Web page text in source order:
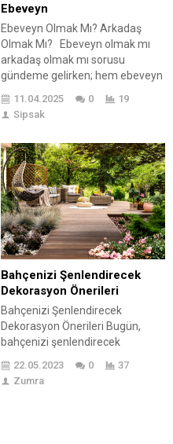
Ebeveyn
Ebeveyn Olmak Mı? Arkadaş
Olmak Mı? Ebeveyn olmak mı
arkadaş olmak mı sorusu
gündeme gelirken; hem ebeveyn
mümkün oluyor. Çocuklarla
iletişim kurarken onlara
gibi yaklaşmak onlara huzur
veriyor. Arkadaş olmak ve onları
konu ne olursa olsun anlamak
gerekiyor. Kendine olan
güvenlerinin...
11.04.2025 0
19
Sipsak
Bahçenizi Şenlendirecek
Dekorasyon Önerileri
Bahçenizi Şenlendirecek
Dekorasyon Önerileri Bugün,
bahçenizi şenlendirecek
yaşam alanımızın özgürce soluk
alabileceği, doğayla iç içe
22.05.2023 0
37
Zumra